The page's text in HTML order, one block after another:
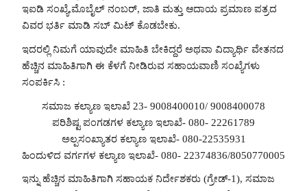
ಇಐಡಿ ಸಂಖ್ಯೆ,ಮೊಬೈಲ್ ನಂಬರ್, ಜಾತಿ ಮತ್ತು ಆದಾಯ ಪ್ರಮಾಣ ಪತ್ರದ
ವಿವರ ಭರ್ತಿ ಮಾಡಿ ಸಬ್ ಮಿಟ್ ಕೊಡಬೇಕು.
ಇದರಲ್ಲಿ ನಿಮಗೆ ಯಾವುದೇ ಮಾಹಿತಿ ಬೇಕಿದ್ದರೆ ಅಥವಾ ವಿದ್ಯಾರ್ಥಿ ವೇತನದ
ಹೆಚ್ಚಿನ ಮಾಹಿತಿಗಾಗಿ ಈ ಕೆಳಗೆ ನೀಡಿರುವ ಸಹಾಯವಾಣಿ ಸಂಖ್ಯೆಗಳು
ಸಂಪರ್ಕಿಸಿ :
ಸಮಾಜ ಕಲ್ಯಾಣ ಇಲಾಖೆ 23- 9008400010/ 9008400078
ಪರಿಶಿಷ್ಟ ಪಂಗಡಗಳ ಕಲ್ಯಾಣ ಇಲಾಖೆ- 080- 22261789
ಅಲ್ಪಸಂಖ್ಯಾತರ ಕಲ್ಯಾಣ ಇಲಾಖೆ- 080-22535931
ಹಿಂದುಳಿದ ವರ್ಗಗಳ ಕಲ್ಯಾಣ ಇಲಾಖೆ- 080- 22374836/8050770005
ಇನ್ನು ಹೆಚ್ಚಿನ ಮಾಹಿತಿಗಾಗಿ ಸಹಾಯಕ ನಿರ್ದೇಶಕರು (ಗ್ರೇಡ್-1), ಸಮಾಜ